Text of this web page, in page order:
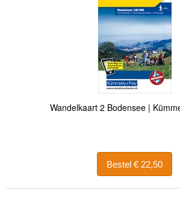
Wandelkaart 2 Bodensee |
Bestel € 22,50